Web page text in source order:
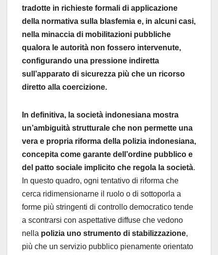
tradotte in richieste formali di applicazione
della normativa sulla blasfemia e, in alcuni casi,
nella minaccia di mobilitazioni pubbliche
qualora le autorità non fossero intervenute,
configurando una pressione indiretta
sull’apparato di sicurezza più che un ricorso
diretto alla coercizione.
In definitiva, la società indonesiana mostra
un’ambiguità strutturale che non permette una
vera e propria riforma della polizia indonesiana,
concepita come garante dell’ordine pubblico e
del patto sociale implicito che regola la società.
In questo quadro, ogni tentativo di riforma che
cerca ridimensionarne il ruolo o di sottoporla a
forme più stringenti di controllo democratico tende
a scontrarsi con aspettative diffuse che vedono
nella polizia uno strumento di stabilizzazione,
più che un servizio pubblico pienamente orientato